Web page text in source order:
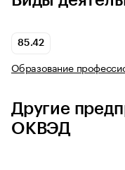
85.42
Образование
Другие
ОКВЭД